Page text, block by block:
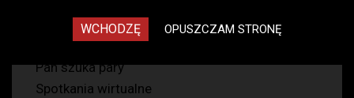
Pan szuka pani
Pan szuka pana
Pan szuka pary
Spotkania wirtualne
WCHODZĘ OPUSZCZAM STRONĘ